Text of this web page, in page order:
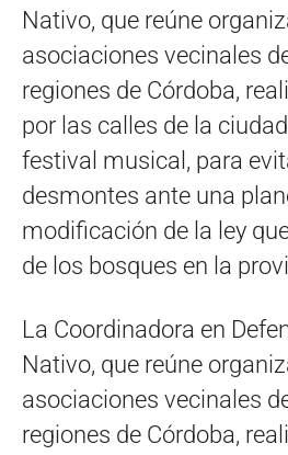
Nativo, que reúne
asociaciones vecinales
regiones de Córdoba,
por las calles de la
festival musical, para
desmontes ante una
modificación de la ley
de los bosques en la
La Coordinadora en
Nativo, que reúne
asociaciones vecinales
regiones de Córdoba,